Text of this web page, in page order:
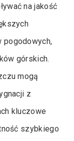
na jakość
pogodowych,
górskich.
mogą
z
kluczowe
szybkiego